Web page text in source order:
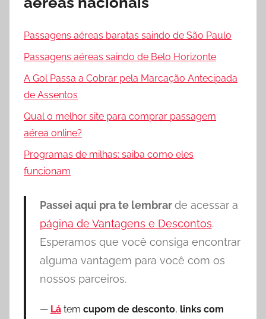
Passagens aéreas baratas saindo de São Paulo
Passagens aéreas saindo de Belo Horizonte
A Gol Passa a Cobrar pela Marcação Antecipada
de Assentos
Qual o melhor site para comprar passagem
aérea online?
Programas de milhas: saiba como eles
funcionam
Passei aqui pra te lembrarde acessar a
página de Vantagens e Descontos.
Esperamos que você consiga encontrar
alguma vantagem para você com os
nossos parceiros.
Látem cupom de desconto, links com